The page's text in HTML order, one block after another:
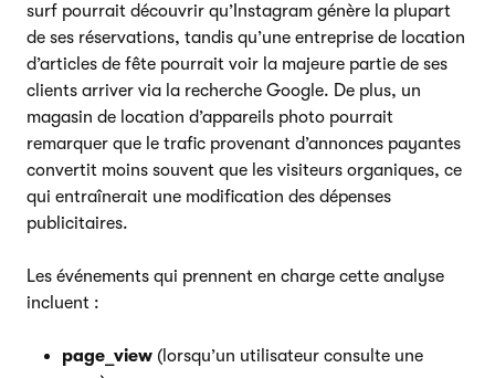
surf pourrait découvrir qu’Instagram génère la plupart
de ses réservations, tandis qu’une entreprise de location
d’articles de fête pourrait voir la majeure partie de ses
clients arriver via la recherche Google. De plus, un
magasin de location d’appareils photo pourrait
remarquer que le trafic provenant d’annonces payantes
convertit moins souvent que les visiteurs organiques, ce
qui entraînerait une modification des dépenses
publicitaires.
Les événements qui prennent en charge cette analyse
incluent :
page_view (lorsqu’un utilisateur consulte une